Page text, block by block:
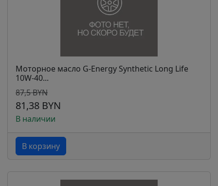
Моторное масло G-Energy Synthetic Long Life
10W-40...
87,5 BYN
81,38 BYN
В наличии
В корзину